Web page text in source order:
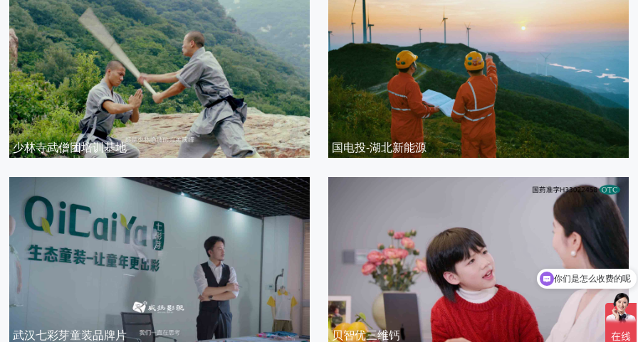
少林寺武僧团培训基地 国电投-湖北新能源
武汉七彩芽童装品牌片 贝智优三维钙
你们是怎么收费的呢
现在有优惠活动吗